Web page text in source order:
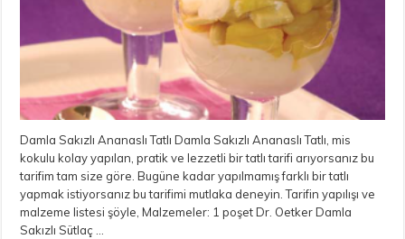
Damla Sakızlı Ananaslı Tatlı Damla Sakızlı Ananaslı Tatlı, mis
kokulu kolay yapılan, pratik ve lezzetli bir tatlı tarifi arıyorsanız bu
tarifim tam size göre. Bugüne kadar yapılmamış farklı bir tatlı
yapmak istiyorsanız bu tarifimi mutlaka deneyin. Tarifin yapılışı ve
malzeme listesi şöyle, Malzemeler: 1 poşet Dr. Oetker Damla
Sakızlı Sütlaç …